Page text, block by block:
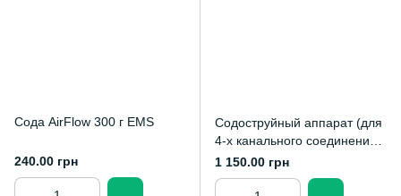
Сода AirFlow 300 г EMS
240.00 грн
Содоструйный аппарат (для
4-х канального соединения
Midwest)
1 150.00 грн